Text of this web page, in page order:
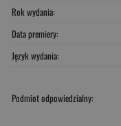
Rok wydania:
Data premiery:
Język wydania:
Podmiot odpowiedzialny: